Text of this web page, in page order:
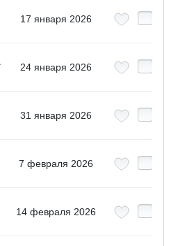
17 января 2026
24 января 2026
31 января 2026
7 февраля 2026
14 февраля 2026